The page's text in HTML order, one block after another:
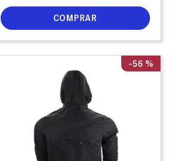
COMPRAR
-56 %